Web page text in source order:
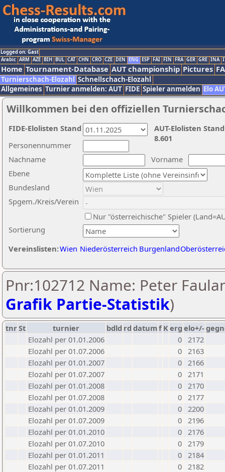
Logged on: Gast
Arabic ARM AZE BIH BUL CAT CHN CRO CZE DEN ENG ESP FAI FIN FRA GER GRE INA
Home Tournament-Database AUT championship Pictures
Turnierschach-Elozahl Schnellschach-Elozahl
Allgemeines Turnier anmelden: AUT FIDE Spieler anmelden Elo
Willkommen bei den offiziellen
Nachname
Vorname
Ebene
Sortierung
Personennummer
Bundesland
Spgem./Kreis/Verein
Nur "österreichische" Spieler
Vereinslisten:Wien Niederösterreich Burgenland
AUT-Elolisten
8.601
FIDE-Elolisten Stand
Pnr:102712 Name: Peter
Grafik Partie-Statistik)
tnrSt turnier bdld rd datumf Kerg elo+/-
Elozahl per 01.01.2006
0 2172
Elozahl per 01.07.2006
0 2163
Elozahl per 01.01.2007
0 2166
Elozahl per 01.07.2007
0 2171
Elozahl per 01.01.2008
0 2170
Elozahl per 01.07.2008
0 2177
Elozahl per 01.01.2009
0 2200
Elozahl per 01.07.2009
0 2196
Elozahl per 01.01.2010
0 2176
Elozahl per 01.07.2010
0 2179
Elozahl per 01.01.2011
0 2184
Elozahl per 01.07.2011
0 2182